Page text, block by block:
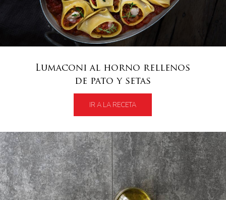
Lumaconi al horno rellenos
de pato y setas
IR A LA RECETA